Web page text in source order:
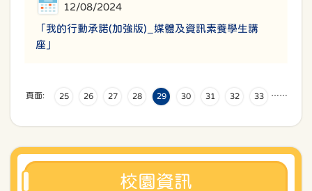
12/08/2024
「我的行動承諾(加強版)_媒體及資訊素養學生講
座」
頁面: …
25 26 27 28 29 30 31 32 33 …
校園資訊